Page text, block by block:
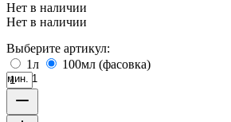
Нет в наличии
Нет в наличии
Выберите артикул:
1л
100мл (фасовка)
мин. 1